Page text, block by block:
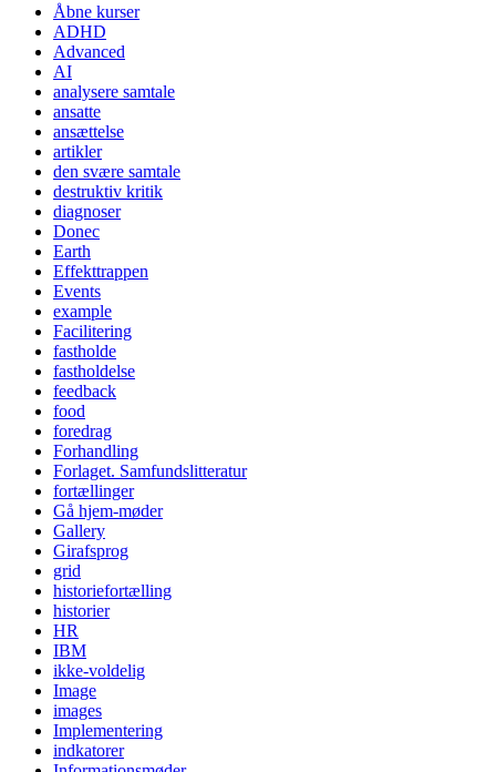
Åbne kurser
ADHD
Advanced
AI
analysere samtale
ansatte
ansættelse
artikler
den svære samtale
destruktiv kritik
diagnoser
Donec
Earth
Effekttrappen
Events
example
Facilitering
fastholde
fastholdelse
feedback
food
foredrag
Forhandling
Forlaget. Samfundslitteratur
fortællinger
Gå hjem-møder
Gallery
Girafsprog
grid
historiefortælling
historier
HR
IBM
ikke-voldelig
Image
images
Implementering
indkatorer